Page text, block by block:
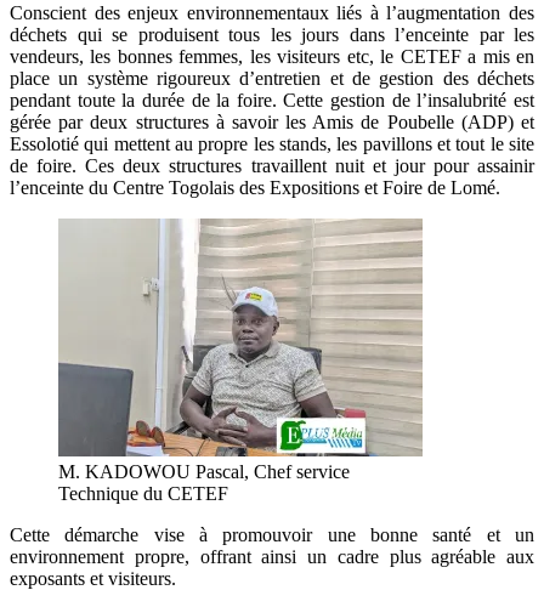
Conscient des enjeux environnementaux liés à l’augmentation des
déchets qui se produisent tous les jours dans l’enceinte par les
vendeurs, les bonnes femmes, les visiteurs etc, le CETEF a mis en
place un système rigoureux d’entretien et de gestion des déchets
pendant toute la durée de la foire. Cette gestion de l’insalubrité est
gérée par deux structures à savoir les Amis de Poubelle (ADP) et
Essolotié qui mettent au propre les stands, les pavillons et tout le site
de foire. Ces deux structures travaillent nuit et jour pour assainir
l’enceinte du Centre Togolais des Expositions et Foire de Lomé.
M. KADOWOU Pascal, Chef service
Technique du CETEF
Cette démarche vise à promouvoir une bonne santé et un
environnement propre, offrant ainsi un cadre plus agréable aux
exposants et visiteurs.